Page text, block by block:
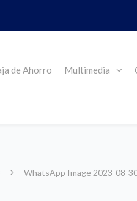
de Ahorro Multimedia
WhatsApp Image 2023-08-